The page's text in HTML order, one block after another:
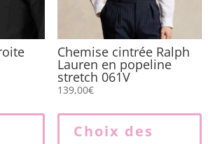
produit
produit
Chemise cintrée Ralph
Lauren en popeline
stretch 061V
139,00€
Choix des